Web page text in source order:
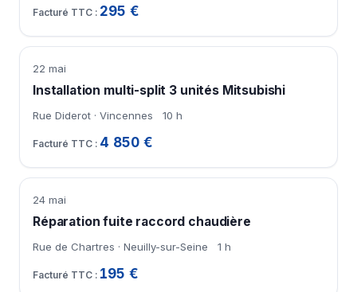
295 €
22 mai
Installation multi-split 3 unités Mitsubishi
Rue Diderot · Vincennes 10 h
4 850 €
24 mai
Réparation fuite raccord chaudière
Rue de Chartres · Neuilly-sur-Seine 1 h
195 €